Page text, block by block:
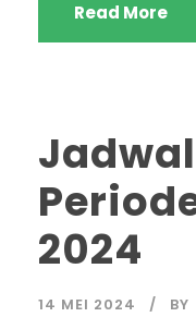
Read More
2024
14 MEI 2024 BY